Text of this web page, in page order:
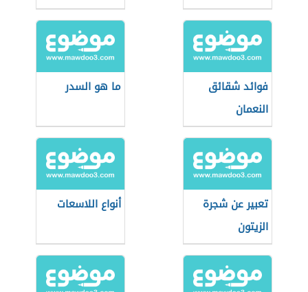
فوائد شقائق
النعمان
ما هو السدر
تعبير عن شجرة
الزيتون
أنواع اللاسعات